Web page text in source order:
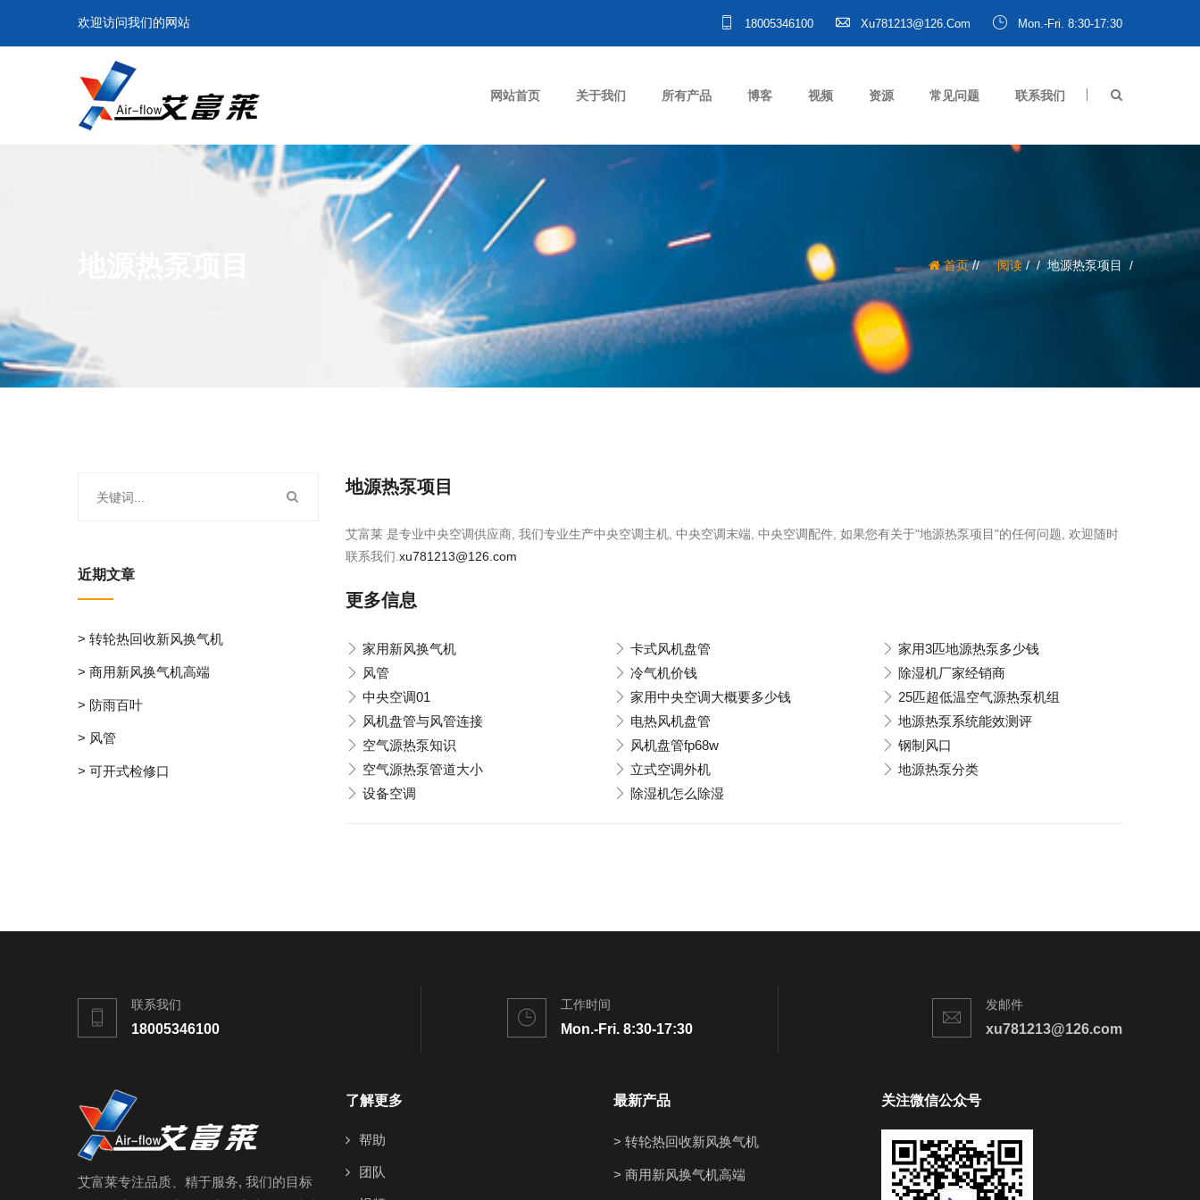
欢迎访问我们的网站 18005346100 Xu781213@126.com Mon.-Fri. 8:30-17:30
网站首页 关于我们 所有产品 博客 视频 资源 常见问题 联系我们
首页/ 阅读/ 地源热泵项目
地源热泵项目
艾富莱 是专业中央空调供应商, 我们专业生产中央空调主机, 中央空调末端, 中央空调配件, 如果您有关于"地源热泵项目"的任何问题, 欢迎随时
联系我们. xu781213@126.com
更多信息
家用新风换气机 卡式风机盘管
家用3匹地源热泵多少钱
风管
冷气机价钱
除湿机厂家经销商
中央空调01
家用中央空调大概要多少钱
25匹超低温空气源热泵机组
风机盘管与风管连接
电热风机盘管
地源热泵系统能效测评
空气源热泵知识
风机盘管fp68w
钢制风口
空气源热泵管道大小
立式空调外机
地源热泵分类
设备空调
除湿机怎么除湿
近期文章
> 转轮热回收新风换气机
> 商用新风换气机高端
> 防雨百叶
> 风管
> 可开式检修口
联系我们
18005346100
工作时间
Mon.-Fri. 8:30-17:30
发邮件
xu781213@126.com
艾富莱专注品质、精于服务, 我们的目标
了解更多
帮助
团队
最新产品
> 转轮热回收新风换气机
> 商用新风换气机高端
关注微信公众号